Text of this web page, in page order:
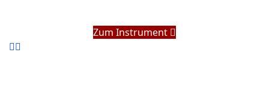
Zum Instrument